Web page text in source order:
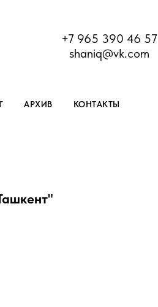
+7 965 390 46 57
shaniq@vk.com
АРХИВ КОНТАКТЫ